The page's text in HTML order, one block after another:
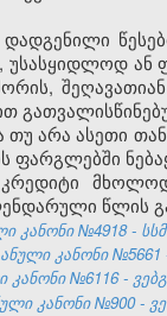
უსასყიდლოდ
თუ არა ასეთი
ფარგლებში
წლის
კანონი №4918 -
კანონი №5661
№6116 -
კანონი №900 -